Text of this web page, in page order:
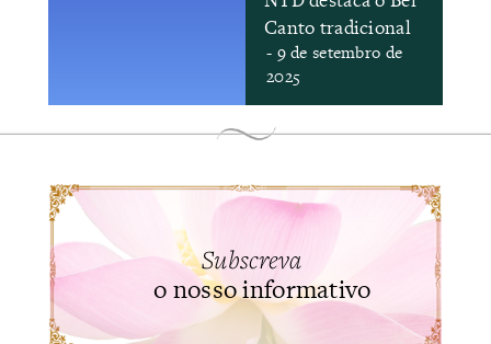
Canto tradicional
- 9 de setembro de
2025
Subscreva
o nosso informativo